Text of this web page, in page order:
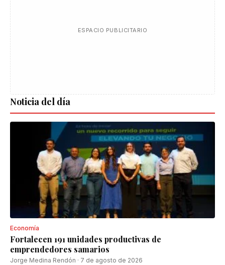
ESPACIO PUBLICITARIO
Noticia del día
Economía
Fortalecen 191 unidades productivas de
emprendedores samarios
Jorge Medina Rendón · 7 de agosto de 2026